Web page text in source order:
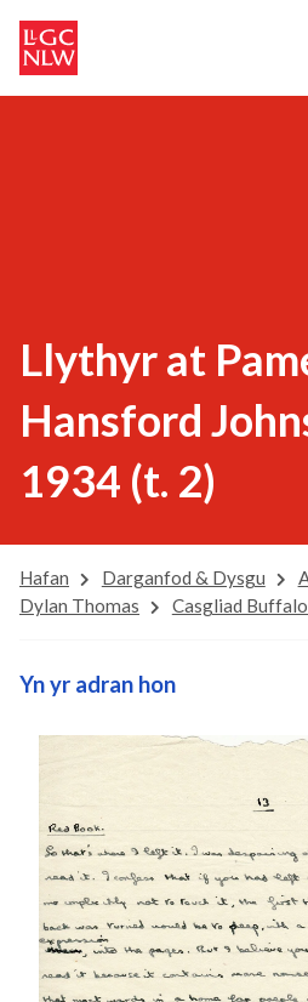
Llythyr at
Hansford
1934 (t. 2)
Hafan Darganfod & Dysgu
Dylan Thomas
Casgliad
Yn yr adran hon